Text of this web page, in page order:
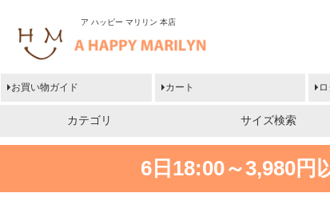
ア ハッピー マリリン 本店
お買い物ガイド カート
カテゴリ サイズ検索
6日18:00～3,980円